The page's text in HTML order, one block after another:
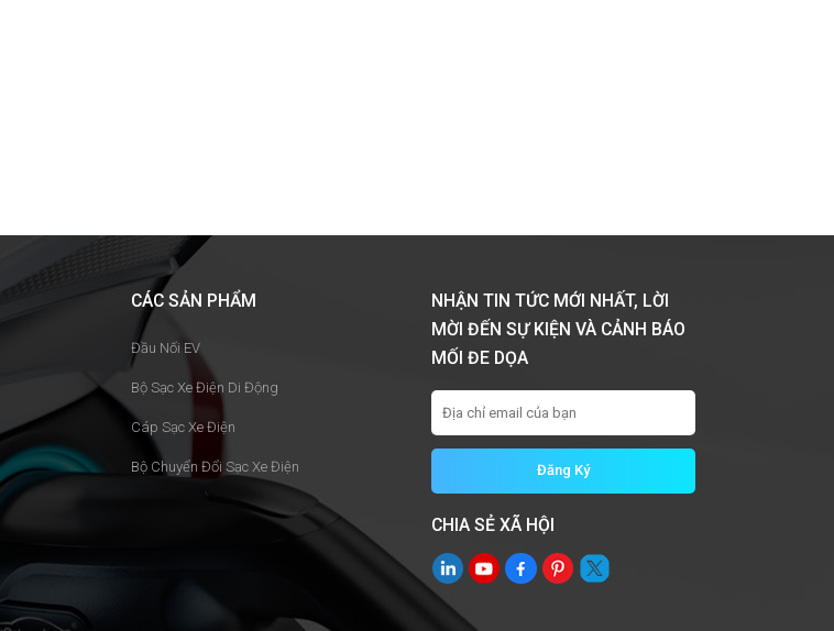
CÁC SẢN PHẨM
Đầu Nối EV
Bộ Sạc Xe Điện Di Động
Cáp Sạc Xe Điện
Bộ Chuyển Đổi Sạc Xe Điện
NHẬN TIN TỨC MỚI NHẤT, LỜI
MỜI ĐẾN SỰ KIỆN VÀ CẢNH BÁO
MỐI ĐE DỌA
CHIA SẺ XÃ HỘI